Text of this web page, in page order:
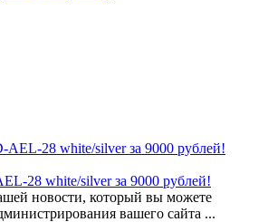
28 white/silver за 9000 рублей!
новости, который вы можете
вашего сайта ...